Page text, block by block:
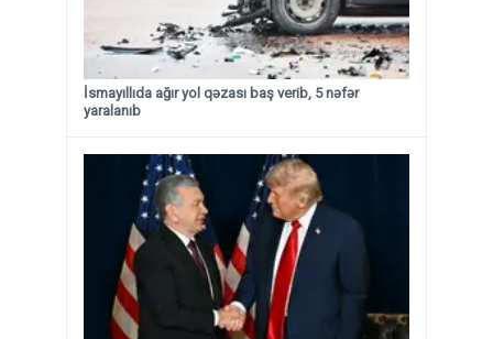
İsmayıllıda ağır yol qəzası baş verib, 5 nəfər
yaralanıb